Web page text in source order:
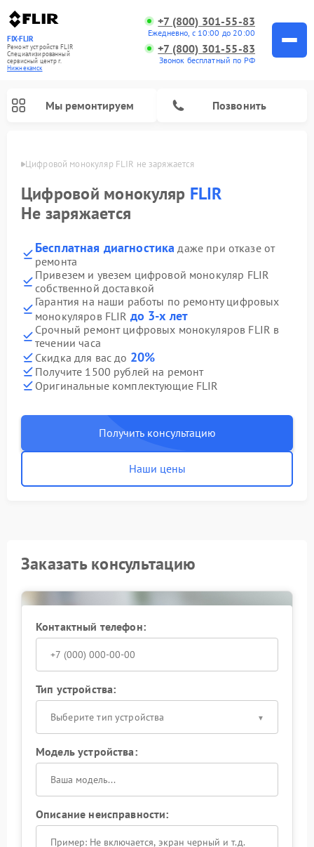
FIX-FLIR
Ремонт устройств FLIR
Специализированный
cервисный центр г.
Нижнекамск
+7 (800) 301-55-83
Ежедневно, с 10:00 до 20:00
+7 (800) 301-55-83
Звонок бесплатный по РФ
Мы ремонтируем Позвонить
Цифровой монокуляр FLIR не заряжается
Цифровой монокуляр FLIR
Не заряжается
Бесплатная диагностика даже при отказе от
ремонта
Привезем и увезем цифровой монокуляр FLIR
собственной доставкой
Гарантия на наши работы по ремонту цифровых
монокуляров FLIR до 3-х лет
Срочный ремонт цифровых монокуляров FLIR в
течении часа
Скидка для вас до 20%
Получите 1500 рублей на ремонт
Оригинальные комплектующие FLIR
Получить консультацию
Наши цены
Заказать консультацию
Контактный телефон:
Тип устройства:
Выберите тип устройства
Модель устройства:
Описание неисправности: